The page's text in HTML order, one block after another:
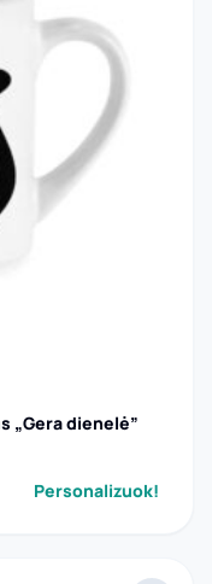
„Gera dienelė”
Personalizuok!